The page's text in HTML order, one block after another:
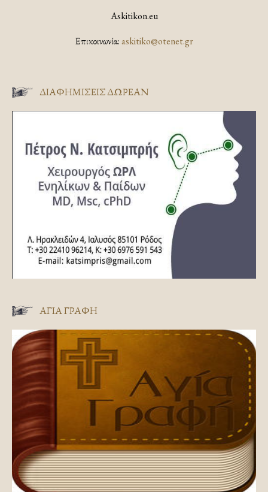
Askitikon.eu
Επικοινωνία:askitiko@otenet.gr
ΔΙΑΦΗΜΊΣΕΙΣ ΔΩΡΕΆΝ
ΑΓΊΑ ΓΡΑΦΉ